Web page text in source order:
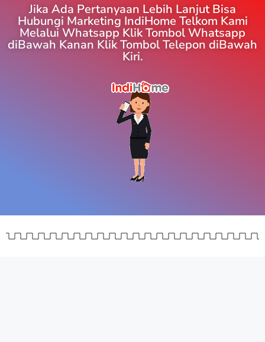
Jika Ada Pertanyaan Lebih Lanjut Bisa
Hubungi Marketing IndiHome Telkom Kami
Melalui Whatsapp Klik Tombol Whatsapp
diBawah Kanan Klik Tombol Telepon diBawah
Kiri.